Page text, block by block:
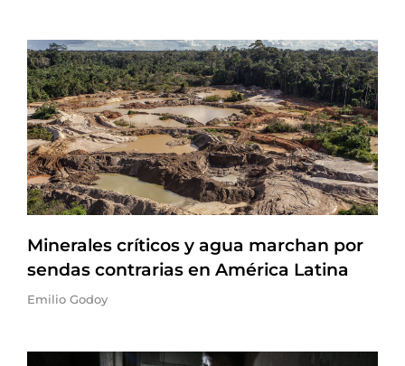
Minerales críticos y agua marchan por
sendas contrarias en América Latina
Emilio Godoy